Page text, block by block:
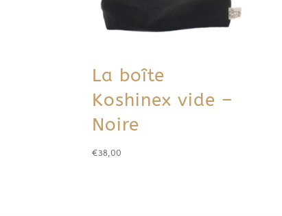
La boîte
Koshinex vide –
Noire
€38,00